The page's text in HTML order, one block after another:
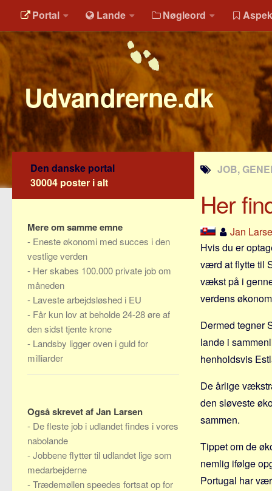
Portal Lande Nøgleord
Udvandrerne.dk
JOB,
Her
Jan
Hvis du er
værd at flytte til
vækst på i
verdens
Dermed tegner
lande i
henholdsvis
De årlige
den sløveste
sammen.
Tippet om de
nemlig ifølge
Portugal har
Den danske portal
30004 poster i alt
Mere om samme emne
- Eneste økonomi med succes i den
vestlige verden
- Her skabes 100.000 private job om
måneden
- Laveste arbejdsløshed i EU
- Får kun lov at beholde 24-28 øre af
den sidst tjente krone
- Landsby ligger oven i guld for
milliarder
Også skrevet af Jan Larsen
- De fleste job i udlandet findes i vores
nabolande
-Jobbene flytter til udlandet lige som
medarbejderne
-Trædemøllen speedes fortsat op for